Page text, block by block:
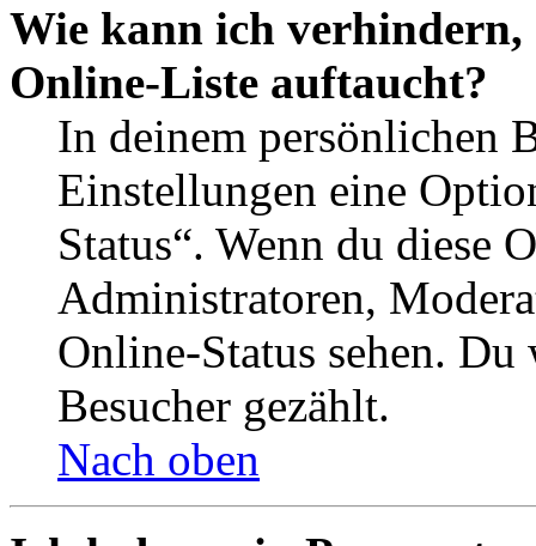
Wie kann ich verhindern,
Online-Liste auftaucht?
In deinem persönlichen
Einstellungen eine
Status“. Wenn du diese
Administratoren,
Online-Status sehen.
Besucher gezählt.
Nach oben